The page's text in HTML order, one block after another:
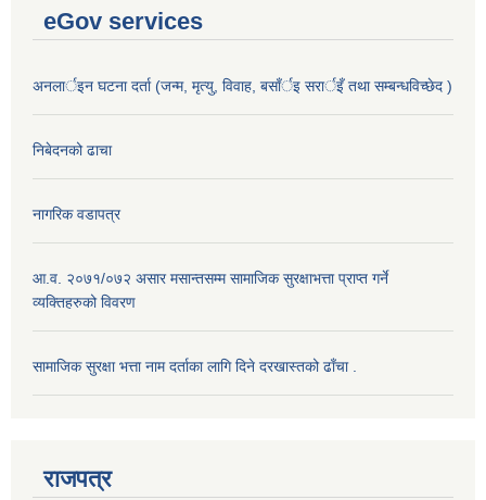
eGov services
अनलार्इन घटना दर्ता (जन्म, मृत्यु, विवाह, बसाँर्इ सरार्इँ तथा सम्बन्धविच्छेद )
निबेदनको ढाचा
नागरिक वडापत्र
आ.व. २०७१/०७२ असार मसान्तसम्म सामाजिक सुरक्षाभत्ता प्राप्त गर्ने
व्यक्तिहरुको विवरण
सामाजिक सुरक्षा भत्ता नाम दर्ताका लागि दिने दरखास्तको ढाँचा .
राजपत्र